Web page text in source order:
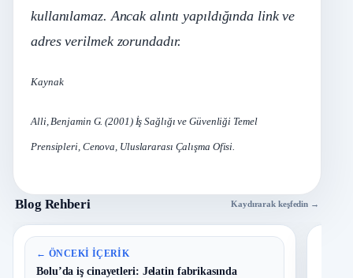
kullanılamaz. Ancak alıntı yapıldığında link ve
adres verilmek zorundadır.
Kaynak
Alli, Benjamin G. (2001) İş Sağlığı ve Güvenliği Temel
Prensipleri, Cenova, Uluslararası Çalışma Ofisi.
Blog Rehberi Kaydırarak keşfedin →
← ÖNCEKI İÇERIK
Bolu’da iş cinayetleri: Jelatin fabrikasında